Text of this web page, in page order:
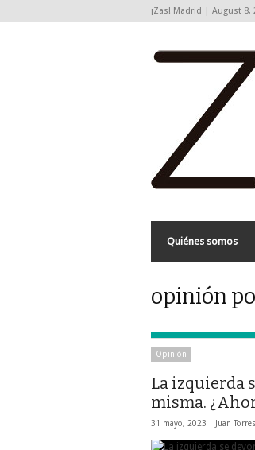
¡Zas! Madrid | August 8,
Quiénes somos
opinión
Opinión
La izquierda
misma.
31 mayo, 2023 | Juan